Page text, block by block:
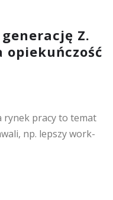
Z.
opiekuńczość
rynek pracy to temat
np. lepszy work-